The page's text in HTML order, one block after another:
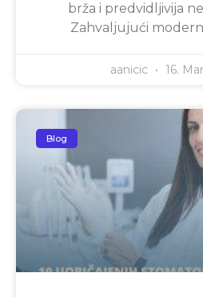
brža i predvidljivija
Zahvaljujući
aanicic 16.
Blog